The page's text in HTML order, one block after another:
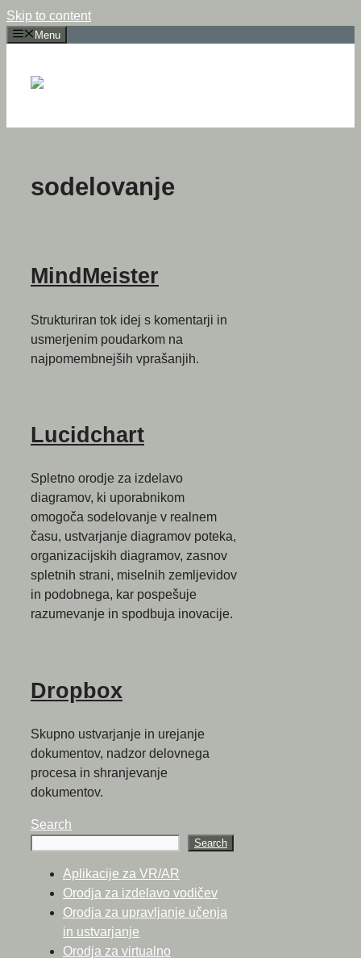
Skip to content
Menu
sodelovanje
MindMeister
Strukturiran tok idej s komentarji in
usmerjenim poudarkom na
najpomembnejših vprašanjih.
Lucidchart
Spletno orodje za izdelavo
diagramov, ki uporabnikom
omogoča sodelovanje v realnem
času, ustvarjanje diagramov poteka,
organizacijskih diagramov, zasnov
spletnih strani, miselnih zemljevidov
in podobnega, kar pospešuje
razumevanje in spodbuja inovacije.
Dropbox
Skupno ustvarjanje in urejanje
dokumentov, nadzor delovnega
procesa in shranjevanje
dokumentov.
Search
Search
Aplikacije za VR/AR
Orodja za izdelavo vodičev
Orodja za upravljanje učenja
in ustvarjanje
Orodja za virtualno